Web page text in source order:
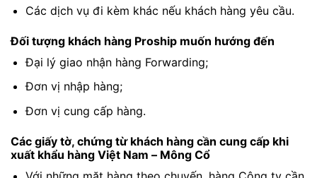
Các dịch vụ đi kèm khác nếu khách hàng yêu cầu.
Đối tượng khách hàng Proship muốn hướng đến
Đại lý giao nhận hàng Forwarding;
Đơn vị nhập hàng;
Đơn vị cung cấp hàng.
Các giấy tờ, chứng từ khách hàng cần cung cấp khi
xuất khẩu hàng Việt Nam – Mông Cổ